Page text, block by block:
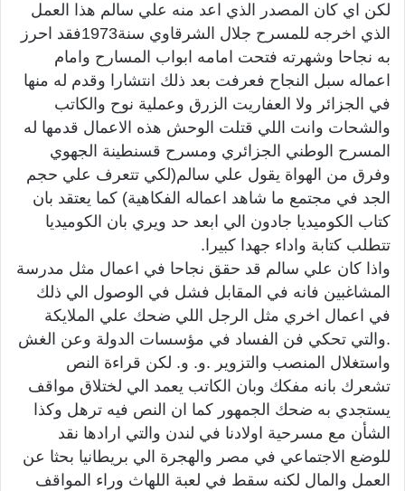
لكن اي كان المصدر الذي اعد منه علي سالم هذا العمل
الذي اخرجه للمسرح جلال الشرقاوي سنة1973فقد احرز
به نجاحا وشهرته فتحت امامه ابواب المسارح وامام
اعماله سبل النجاح فعرفت بعد ذلك انتشارا وقدم له منها
في الجزائر ولا العفاريت الزرق وعملية نوح والكاتب
والشحات وانت اللي قتلت الوحش هذه الاعمال قدمها له
المسرح الوطني الجزائري ومسرح قسنطينة الجهوي
وفرق من الهواة يقول علي سالم(لكي تتعرف علي حجم
الجد في مجتمع ما شاهد اعماله الفكاهية) كما يعتقد بان
كتاب الكوميديا جادون الي ابعد حد ويري بان الكوميديا
تتطلب كتابة واداء جهدا كبيرا.
واذا كان علي سالم قد حقق نجاحا في اعمال مثل مدرسة
المشاغبين فانه في المقابل فشل في الوصول الي ذلك
في اعمال اخري مثل الرجل اللي ضحك علي الملايكة
.والتي تحكي فن الفساد في مؤسسات الدولة وعن الغش
واستغلال المنصب والتزوير .و. و. لكن قراءة النص
تشعرك بانه مفكك وبان الكاتب يعمد الي لختلاق مواقف
يستجدي به ضحك الجمهور كما ان النص فيه ترهل وكذا
الشأن مع مسرحية اولادنا في لندن والتي ارادها نقد
للوضع الاجتماعي في مصر والهجرة الي بريطانيا بحثا عن
العمل والمال لكنه سقط في لعبة اللهاث وراء المواقف